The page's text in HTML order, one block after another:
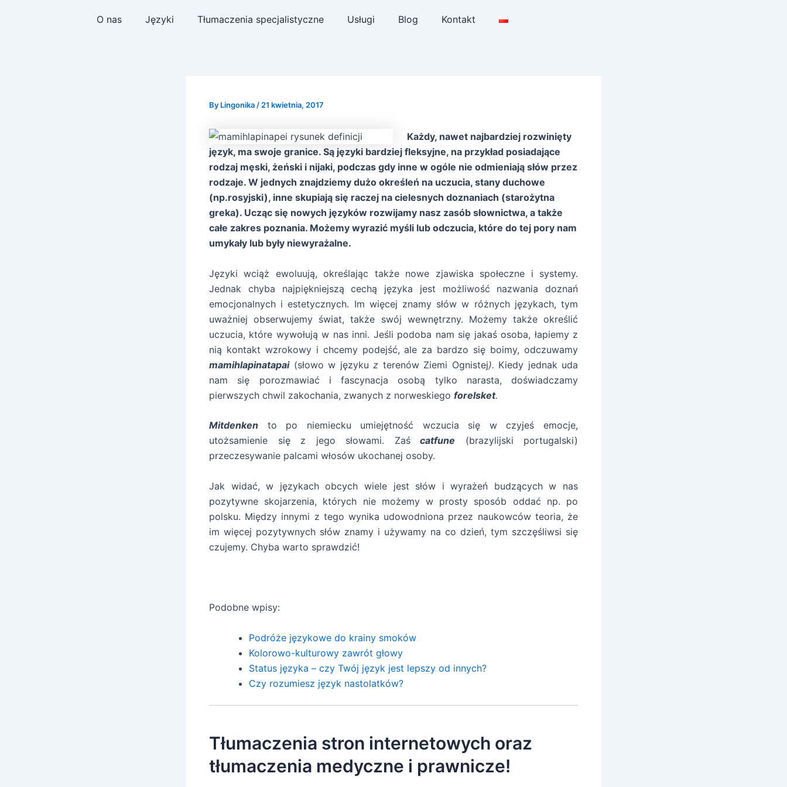
O nas Języki Tłumaczenia specjalistyczne Usługi Blog Kontakt
By Lingonika / 21 kwietnia, 2017
Każdy, nawet najbardziej rozwinięty
język, ma swoje granice. Są języki bardziej fleksyjne, na przykład posiadające
rodzaj męski, żeński i nijaki, podczas gdy inne w ogóle nie odmieniają słów przez
rodzaje. W jednych znajdziemy dużo określeń na uczucia, stany duchowe
(np.rosyjski), inne skupiają się raczej na cielesnych doznaniach (starożytna
greka). Ucząc się nowych języków rozwijamy nasz zasób słownictwa, a także
całe zakres poznania. Możemy wyrazić myśli lub odczucia, które do tej pory nam
umykały lub były niewyrażalne.
Języki wciąż ewoluują, określając także nowe zjawiska społeczne i systemy.
Jednak chyba najpiękniejszą cechą języka jest możliwość nazwania doznań
emocjonalnych i estetycznych. Im więcej znamy słów w różnych językach, tym
uważniej obserwujemy świat, także swój wewnętrzny. Możemy także określić
uczucia, które wywołują w nas inni. Jeśli podoba nam się jakaś osoba, łapiemy z
nią kontakt wzrokowy i chcemy podejść, ale za bardzo się boimy, odczuwamy
mamihlapinatapai (słowo w języku z terenów Ziemi Ognistej). Kiedy jednak uda
nam się porozmawiać i fascynacja osobą tylko narasta, doświadczamy
pierwszych chwil zakochania, zwanych z norweskiego forelsket.
Mitdenken
to po niemiecku umiejętność wczucia się w czyjeś emocje,
utożsamienie się z jego słowami. Zaścatfune
(brazylijski portugalski)
przeczesywanie palcami włosów ukochanej osoby.
Jak widać, w językach obcych wiele jest słów i wyrażeń budzących w nas
pozytywne skojarzenia, których nie możemy w prosty sposób oddać np. po
polsku. Między innymi z tego wynika udowodniona przez naukowców teoria, że
im więcej pozytywnych słów znamy i używamy na co dzień, tym szczęśliwsi się
czujemy. Chyba warto sprawdzić!
Podobne wpisy:
Podróże językowe do krainy smoków
Kolorowo-kulturowy zawrót głowy
Status języka – czy Twój język jest lepszy od innych?
Czy rozumiesz język nastolatków?
Tłumaczenia stron internetowych oraz
tłumaczenia medyczne i prawnicze!
navigation